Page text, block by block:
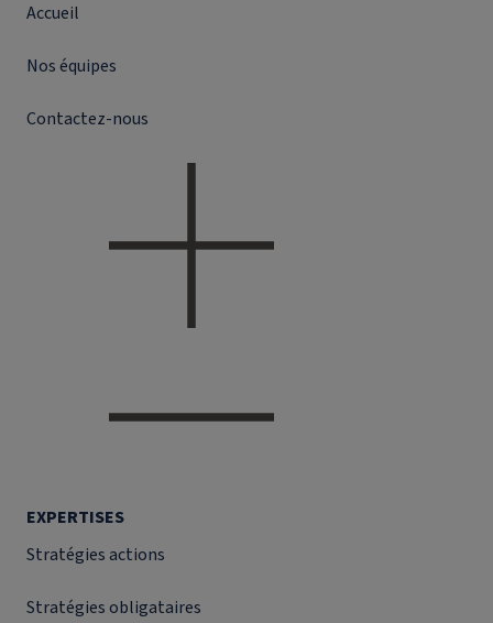
Accueil
Nos équipes
Contactez-nous
EXPERTISES
Stratégies actions
Stratégies obligataires